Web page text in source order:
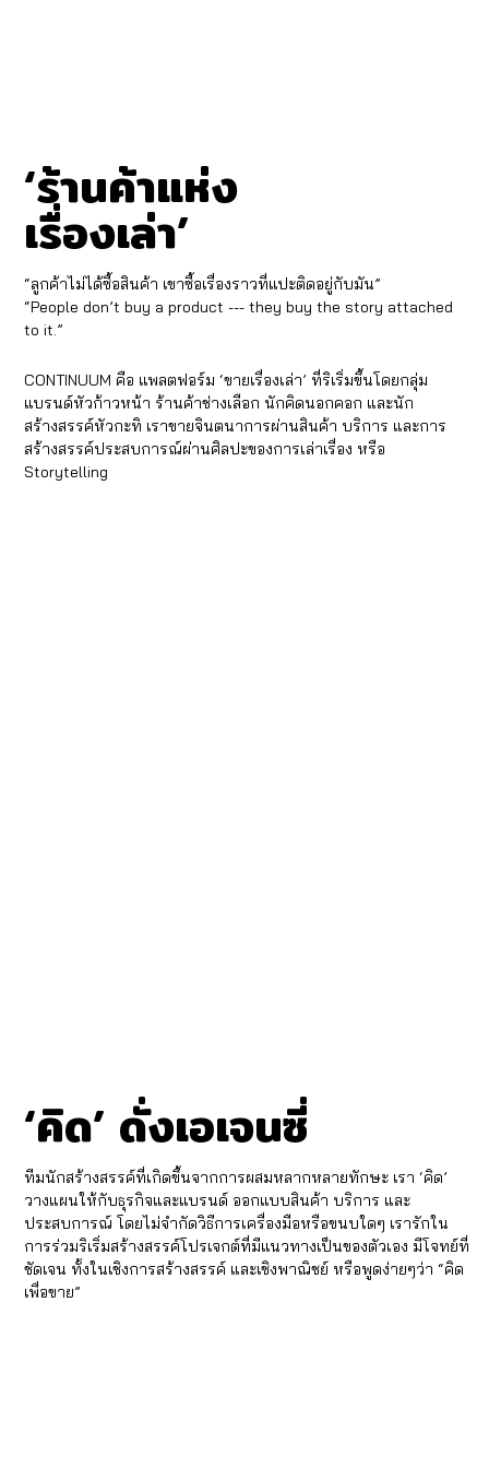
‘ร้านค้าแห่ง
เรื่องเล่า’
“ลูกค้าไม่ได้ซื้อสินค้า เขาซื้อเรื่องราวที่แปะติดอยู่กับมัน”
“People don’t buy a product --- they buy the story attached
to it.”
CONTINUUM คือ แพลตฟอร์ม ‘ขายเรื่องเล่า’ ที่ริเริ่มขึ้นโดยกลุ่ม
แบรนด์หัวก้าวหน้า ร้านค้าช่างเลือก นักคิดนอกคอก และนัก
สร้างสรรค์หัวกะทิ เราขายจินตนาการผ่านสินค้า บริการ และการ
สร้างสรรค์ประสบการณ์ผ่านศิลปะของการเล่าเรื่อง หรือ
Storytelling
‘คิด’ ดั่งเอเจนซี่
ทีมนักสร้างสรรค์ที่เกิดขึ้นจากการผสมหลากหลายทักษะ เรา ‘คิด’
วางแผนให้กับธุรกิจและแบรนด์ ออกแบบสินค้า บริการ และ
ประสบการณ์ โดยไม่จำกัดวิธีการเครื่องมือหรือขนบใดๆ เรารักใน
การร่วมริเริ่มสร้างสรรค์โปรเจกต์ที่มีแนวทางเป็นของตัวเอง มีโจทย์ที่
ชัดเจน ทั้งในเชิงการสร้างสรรค์ และเชิงพาณิชย์ หรือพูดง่ายๆว่า “คิด
เพื่อขาย”